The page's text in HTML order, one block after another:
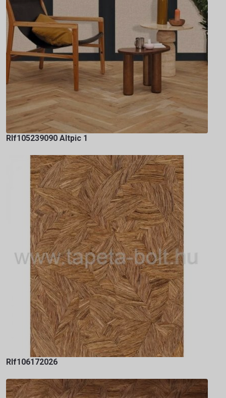
Rlf105239090 Altpic 1
Rlf106172026